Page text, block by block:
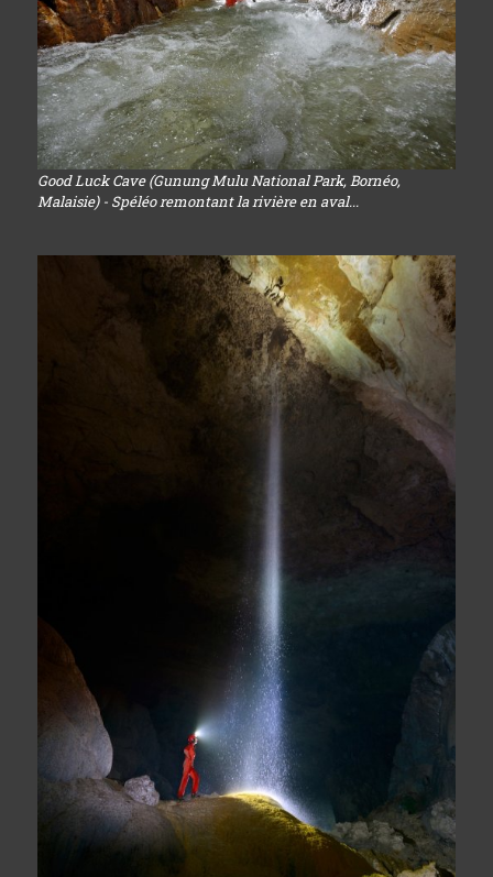
Good Luck Cave (Gunung Mulu National Park, Bornéo,
Malaisie) - Spéléo remontant la rivière en aval...